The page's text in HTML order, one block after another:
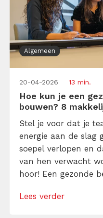
Algemeen
20-04-2026 13 min.
Hoe kun je een
bouwen? 8
Stel je voor dat je
energie aan de slag
soepel verlopen en
van hen verwacht
hoor! Een gezonde
motivatie en
Lees verder